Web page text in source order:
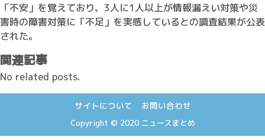
「不安」を覚えており、3人に1人以上が情報漏えい対策や災
害時の障害対策に「不足」を実感しているとの調査結果が公表
された。
関連記事
No related posts.
サイトについて お問い合わせ
Copyright © 2020 ニュースまとめ